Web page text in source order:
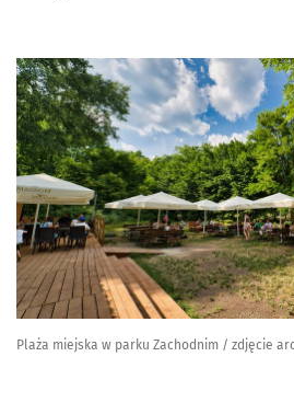
Plaża miejska w parku Zachodnim / zdjęcie